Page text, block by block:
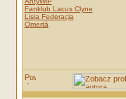
Fanklub Lacus Clyne
Lisia Federacja
Omertà